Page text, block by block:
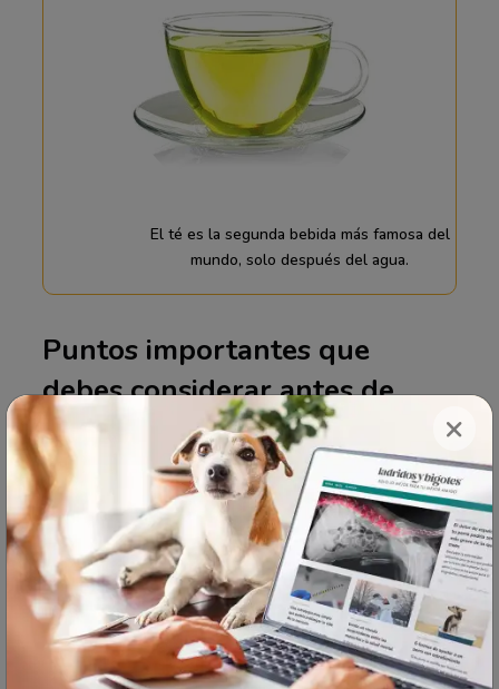
El té es la segunda bebida más famosa del
mundo, solo después del agua.
Puntos importantes que
debes considerar antes de
darle té verde a tu mascota
En Internet hay mucha información errónea
sobre frutas, vegetales, frutos secos y
semillas saludables. Esto se debe a que los
sitios web han etiquetado todos los riesgos
(como el de comer cantidades excesivas,
sufrir problemas gastrointestinales o
asfixiarse con trozos demasiado grandes o
×